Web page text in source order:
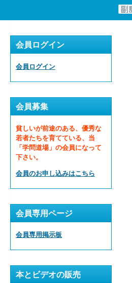
会員ログイン
会員ログイン
会員募集
貧しいが前途のある、優秀な
若者たちを育てている、当
「学問道場」の会員になって
下さい。
会員のお申し込みはこちら
会員専用ページ
会員専用掲示板
本とビデオの販売